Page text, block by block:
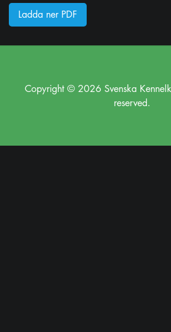
Ladda ner PDF
Copyright © 2026 Svenska
reserved.